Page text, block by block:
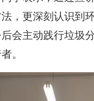
，更深刻认识到
会主动践行垃圾
。